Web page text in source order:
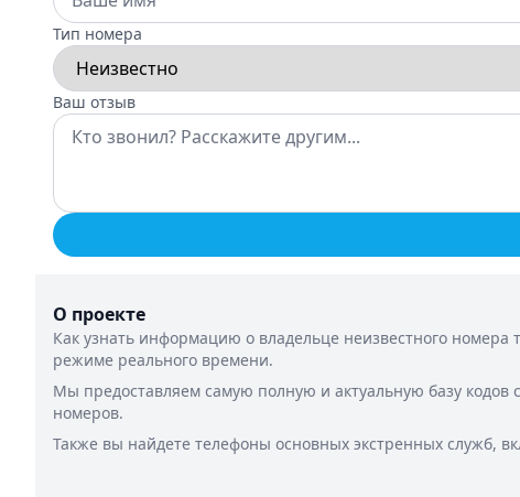
Тип номера
Ваш отзыв
О проекте
Как узнать информацию о владельце неизвестного
режиме реального времени.
Мы предоставляем самую полную и актуальную базу
номеров.
Также вы найдете телефоны основных экстренных